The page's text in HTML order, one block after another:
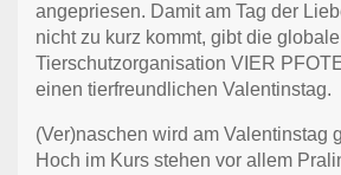
angepriesen. Damit am Tag der
nicht zu kurz kommt, gibt die globale
Tierschutzorganisation VIER
einen tierfreundlichen Valentinstag.
(Ver)naschen wird am Valentinstag
Hoch im Kurs stehen vor allem